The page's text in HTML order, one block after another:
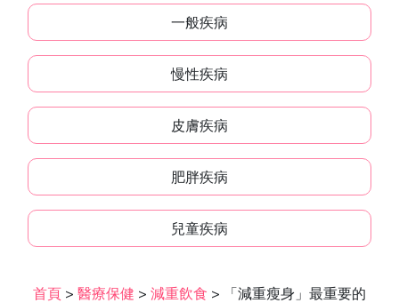
一般疾病
慢性疾病
皮膚疾病
肥胖疾病
兒童疾病
首頁 > 醫療保健 > 減重飲食 >
「減重瘦身」最重要的